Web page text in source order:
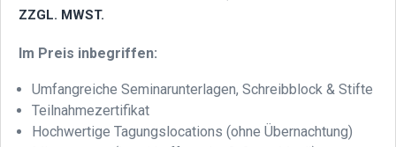
ZZGL. MWST.
Im Preis inbegriffen:
Umfangreiche Seminarunterlagen, Schreibblock & Stifte
Teilnahmezertifikat
Hochwertige Tagungslocations (ohne Übernachtung)